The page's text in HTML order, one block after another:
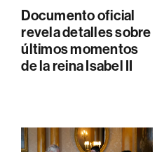
Documento oficial
revela detalles sobre
últimos momentos
de la reina Isabel II